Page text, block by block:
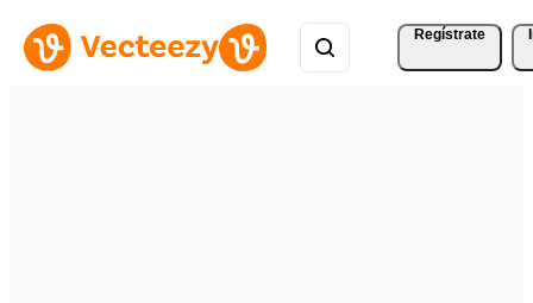
Regístrate